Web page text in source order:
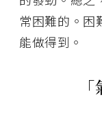
常困難的。困
能做得到。